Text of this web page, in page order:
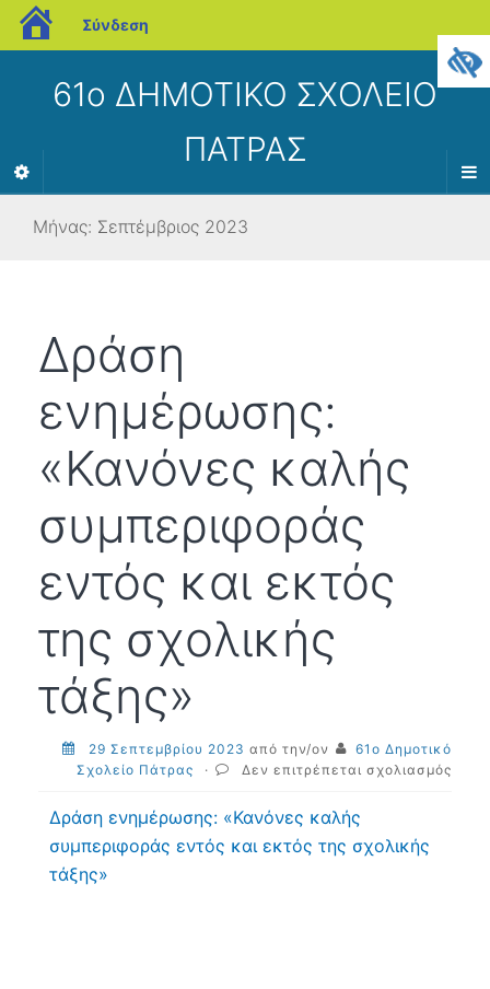
blogs.sch.gr
Σύνδεση
61ο ΔΗΜΟΤΙΚΟ ΣΧΟΛΕΙΟ
ΠΑΤΡΑΣ
Μήνας: Σεπτέμβριος 2023
Δράση
ενημέρωσης:
«Κανόνες καλής
συμπεριφοράς
εντός και εκτός
της σχολικής
τάξης»
29 Σεπτεμβρίου 2023 από την/ον
61ο Δημοτικό
Σχολείο Πάτρας
· Δεν επιτρέπεται σχολιασμός
Δράση ενημέρωσης: «Κανόνες καλής
συμπεριφοράς εντός και εκτός της σχολικής
τάξης»